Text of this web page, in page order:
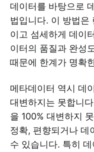
데이터를 바탕으로
법입니다. 이 방법은
이고 섬세하게 데이
이터의 품질과 완성
때문에 한계가 명확
메타데이터 역시 데
대변하지는 못합니
을 100% 대변하지
정확, 편향되거나 데
수 있습니다. 특히